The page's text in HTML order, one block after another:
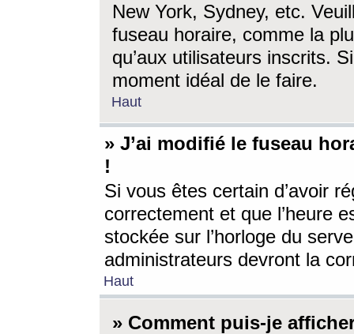
New York, Sydney, etc.
fuseau horaire, comme la
qu’aux utilisateurs inscrits.
moment idéal de le faire.
Haut
» J’ai modifié le fuseau
!
Si vous êtes certain d’avoir
correctement et que l’heure
stockée sur l’horloge du
administrateurs devront la
Haut
» Comment puis-je